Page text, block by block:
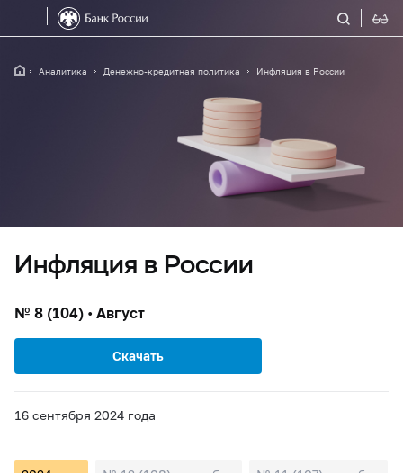
Аналитика Денежно-кредитная политика Инфляция в России
Инфляция в России
№ 8 (104) • Август
Скачать
16 сентября 2024 года